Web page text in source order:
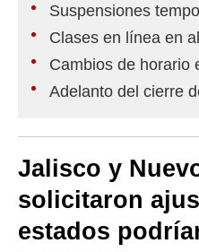
Suspensiones
Clases en línea en
Cambios de horario
Adelanto del cierre
Jalisco y
solicitaron
estados